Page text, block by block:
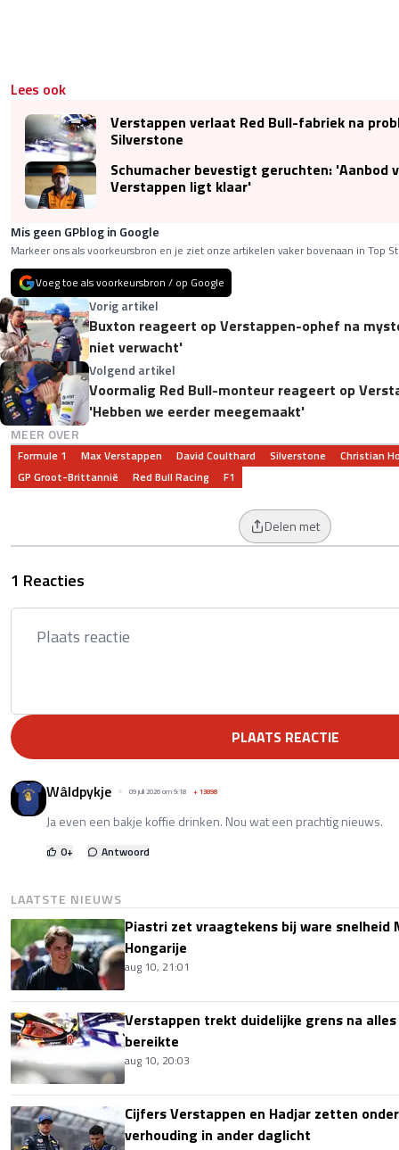
Lees ook
Verstappen verlaat Red Bull-fabriek na
Silverstone
Schumacher bevestigt geruchten: 'Aanbod
Verstappen ligt klaar'
Mis geen GPblog in Google
Markeer ons als voorkeursbron en je ziet onze artikelen vaker bovenaan in Top
Voeg toe als voorkeursbron / op Google
Vorig artikel
Buxton reageert op Verstappen-ophef na
niet verwacht'
Volgend artikel
Voormalig Red Bull-monteur reageert op
'Hebben we eerder meegemaakt'
MEER OVER
Formule 1 Max Verstappen David Coulthard Silverstone
Christian
GP Groot-Brittannië
Red Bull Racing F1
Delen met
1 Reacties
PLAATS REACTIE
Wâldpykje 09 juli 2026 om 9:18 +13898
Ja even een bakje koffie drinken. Nou wat een prachtig nieuws.
0+ Antwoord
LAATSTE NIEUWS
Piastri zet vraagtekens bij ware snelheid
Hongarije
aug 10, 21:01
Verstappen trekt duidelijke grens na
bereikte
aug 10, 20:03
Cijfers Verstappen en Hadjar zetten
verhouding in ander daglicht